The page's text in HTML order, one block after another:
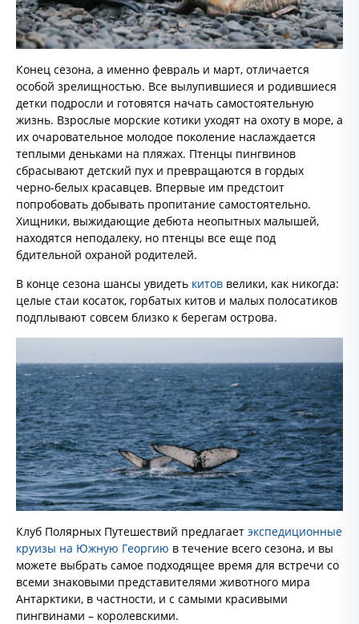
Конец сезона, а именно февраль и март, отличается
особой зрелищностью. Все вылупившиеся и родившиеся
детки подросли и готовятся начать самостоятельную
жизнь. Взрослые морские котики уходят на охоту в море, а
их очаровательное молодое поколение наслаждается
теплыми деньками на пляжах. Птенцы пингвинов
сбрасывают детский пух и превращаются в гордых
черно-белых красавцев. Впервые им предстоит
попробовать добывать пропитание самостоятельно.
Хищники, выжидающие дебюта неопытных малышей,
находятся неподалеку, но птенцы все еще под
бдительной охраной родителей.
В конце сезона шансы увидеть китов велики, как никогда:
целые стаи косаток, горбатых китов и малых полосатиков
подплывают совсем близко к берегам острова.
Клуб Полярных Путешествий предлагает экспедиционные
круизы на Южную Георгию в течение всего сезона, и вы
можете выбрать самое подходящее время для встречи со
всеми знаковыми представителями животного мира
Антарктики, в частности, и с самыми красивыми
пингвинами – королевскими.